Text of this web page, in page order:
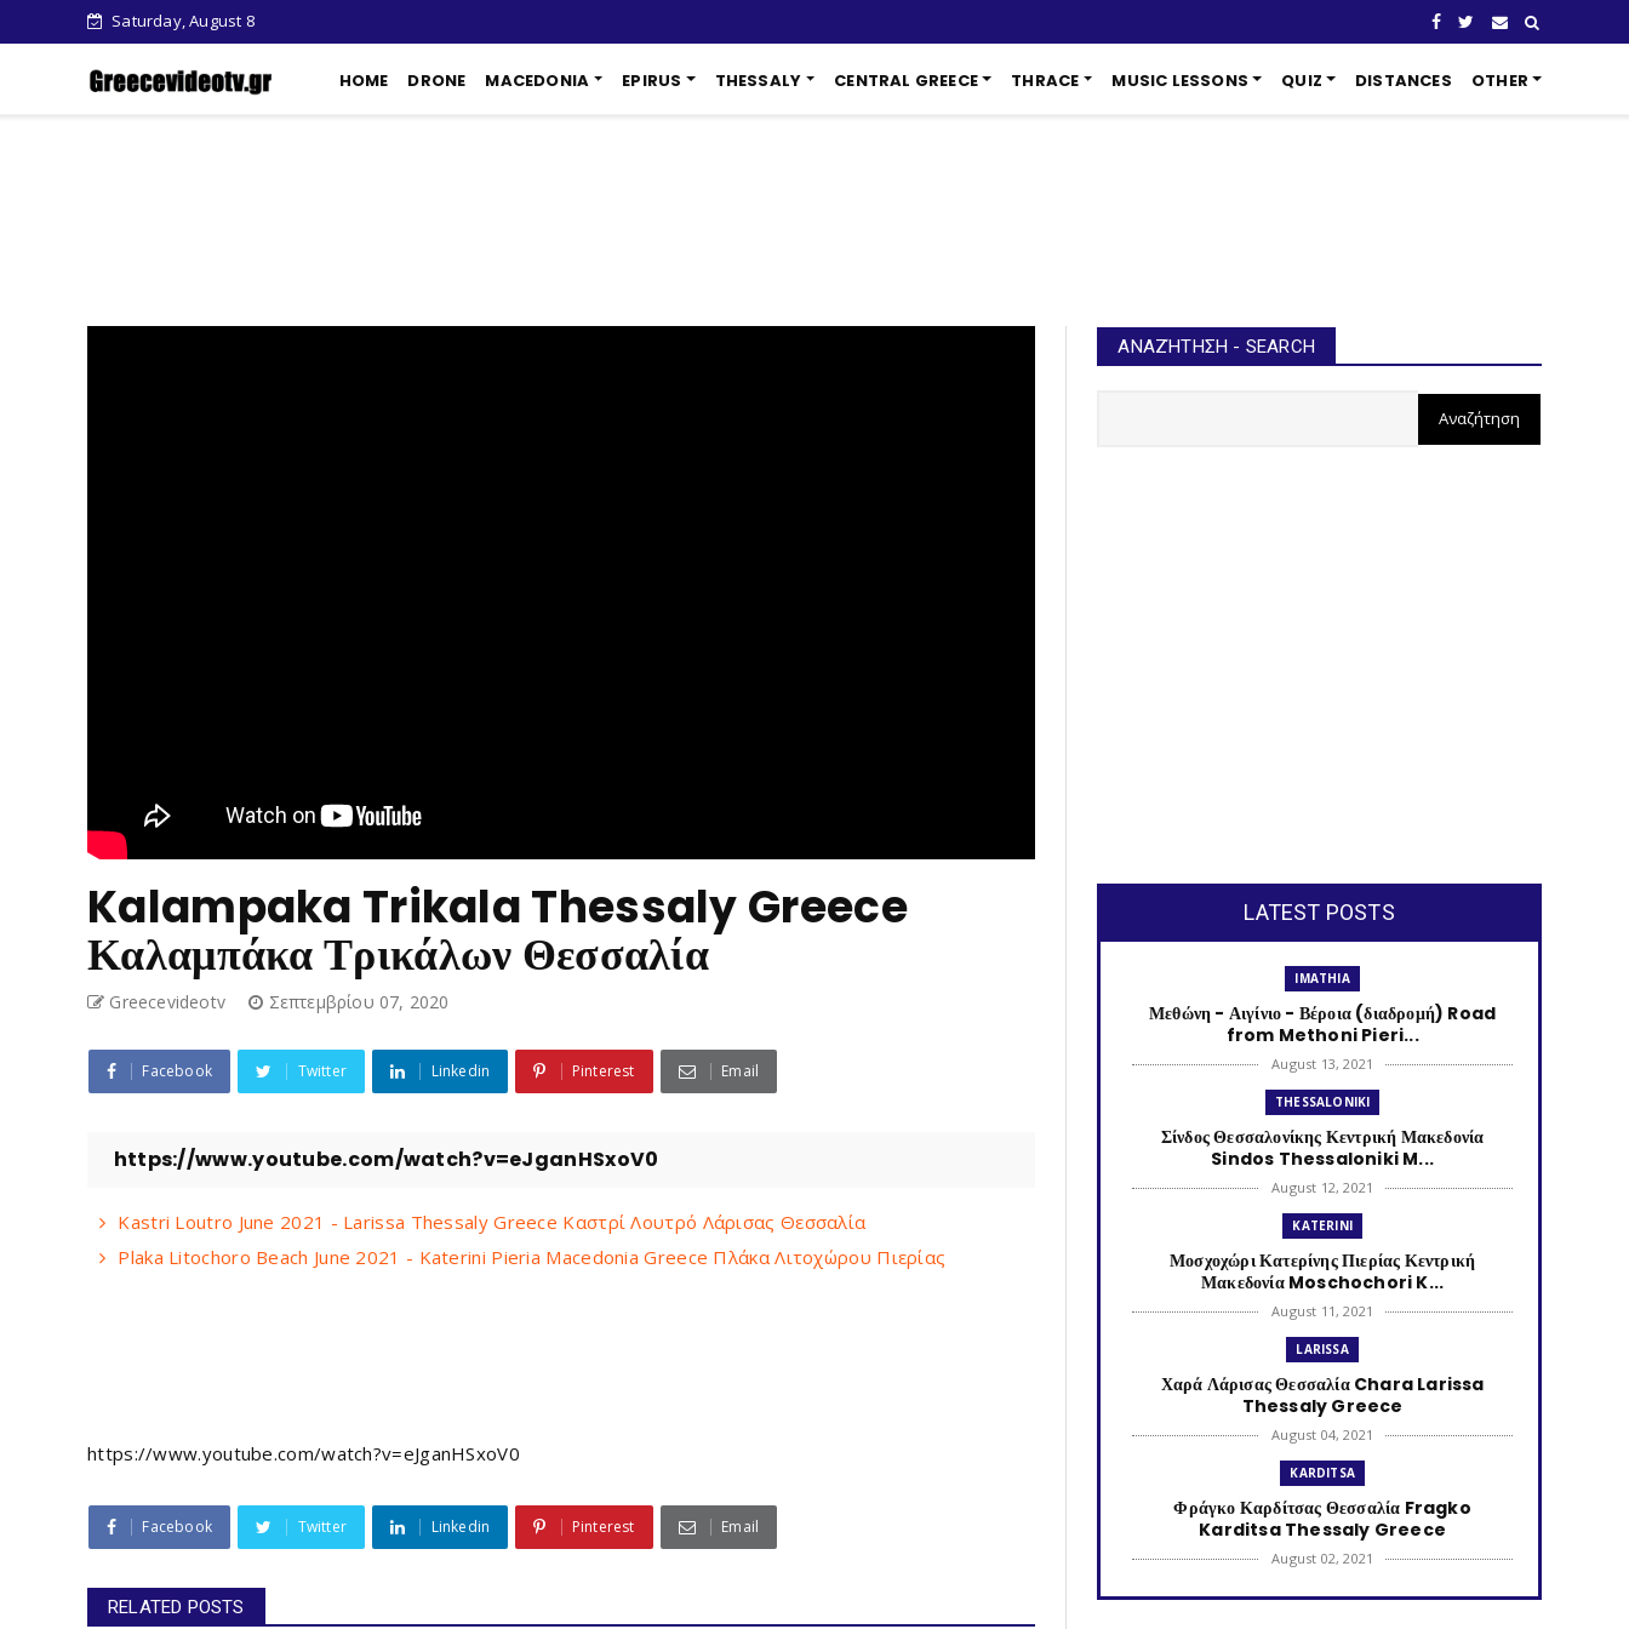
Saturday, August 8
HOME DRONE MACEDONIA EPIRUS THESSALY CENTRAL GREECE THRACE MUSIC LESSONS QUIZ DISTANCES OTHER
Kalampaka Trikala Thessaly Greece
Καλαμπάκα Τρικάλων Θεσσαλία
Greecevideotv Σεπτεμβρίου 07, 2020
Facebook Twitter Linkedin Pinterest Email
https://www.youtube.com/watch?v=eJganHSxoV0
Kastri Loutro June 2021 - Larissa Thessaly Greece Καστρί Λουτρό Λάρισας Θεσσαλία
Plaka Litochoro Beach June 2021 - Katerini Pieria Macedonia Greece Πλάκα Λιτοχώρου Πιερίας
https://www.youtube.com/watch?v=eJganHSxoV0
Facebook Twitter Linkedin Pinterest Email
RELATED POSTS
ΑΝΑΖΉΤΗΣΗ - SEARCH
LATEST POSTS
IMATHIA
Μεθώνη - Αιγίνιο - Βέροια (διαδρομή) Road
from Methoni Pieri...
August 13, 2021
THESSALONIKI
Σίνδος Θεσσαλονίκης Κεντρική Μακεδονία
Sindos Thessaloniki M...
August 12, 2021
KATERINI
Μοσχοχώρι Κατερίνης Πιερίας Κεντρική
Μακεδονία Moschochori K...
August 11, 2021
LARISSA
Χαρά Λάρισας Θεσσαλία Chara Larissa
Thessaly Greece
August 04, 2021
KARDITSA
Φράγκο Καρδίτσας Θεσσαλία Fragko
Karditsa Thessaly Greece
August 02, 2021
KATERINI